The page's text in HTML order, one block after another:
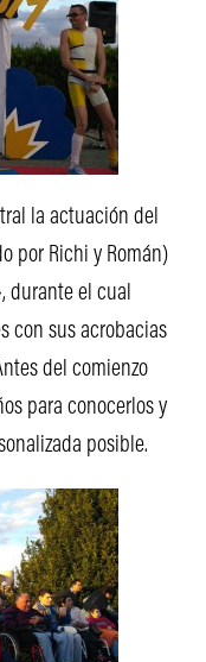
la actuación del
por Richi y Román)
durante el cual
con sus acrobacias
del comienzo
para conocerlos y
posible.